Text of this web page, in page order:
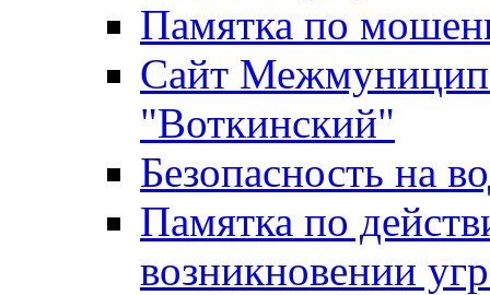
Памятка по
Сайт
"Воткинский"
Безопасность на
Памятка по
возникновении